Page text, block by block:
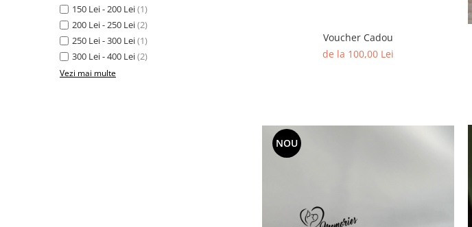
150 Lei - 200 Lei(1)
200 Lei - 250 Lei(2)
250 Lei - 300 Lei(1)
300 Lei - 400 Lei(2)
Vezi mai multe
Voucher Cadou
de la 100,00 Lei
NOU